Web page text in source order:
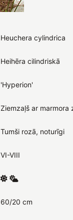
Heuchera cylindrica
Heihēra cilindriskā
'Hyperion'
Ziemzaļš ar marmora
Tumši rozā, noturīgi
VI-VIII
60/20 cm